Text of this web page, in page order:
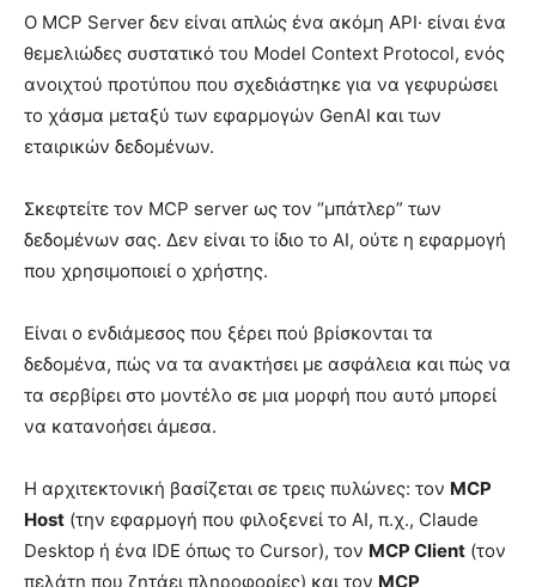
Ο MCP Server δεν είναι απλώς ένα ακόμη API· είναι ένα
θεμελιώδες συστατικό του Model Context Protocol, ενός
ανοιχτού προτύπου που σχεδιάστηκε για να γεφυρώσει
το χάσμα μεταξύ των εφαρμογών GenAI και των
εταιρικών δεδομένων.
Σκεφτείτε τον MCP server ως τον “μπάτλερ” των
δεδομένων σας. Δεν είναι το ίδιο το AI, ούτε η εφαρμογή
που χρησιμοποιεί ο χρήστης.
Είναι ο ενδιάμεσος που ξέρει πού βρίσκονται τα
δεδομένα, πώς να τα ανακτήσει με ασφάλεια και πώς να
τα σερβίρει στο μοντέλο σε μια μορφή που αυτό μπορεί
να κατανοήσει άμεσα.
Η αρχιτεκτονική βασίζεται σε τρεις πυλώνες: τον MCP
Host (την εφαρμογή που φιλοξενεί το AI, π.χ., Claude
Desktop ή ένα IDE όπως το Cursor), τον MCP Client (τον
πελάτη που ζητάει πληροφορίες) και τον MCP